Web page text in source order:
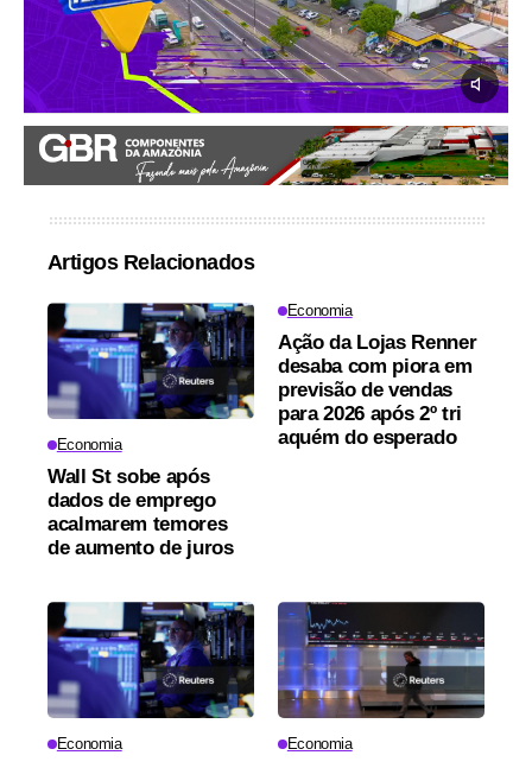
Artigos Relacionados
Economia
Wall St sobe após
dados de emprego
acalmarem temores
de aumento de juros
Economia
Ação da Lojas Renner
desaba com piora em
previsão de vendas
para 2026 após 2º tri
aquém do esperado
Economia Economia